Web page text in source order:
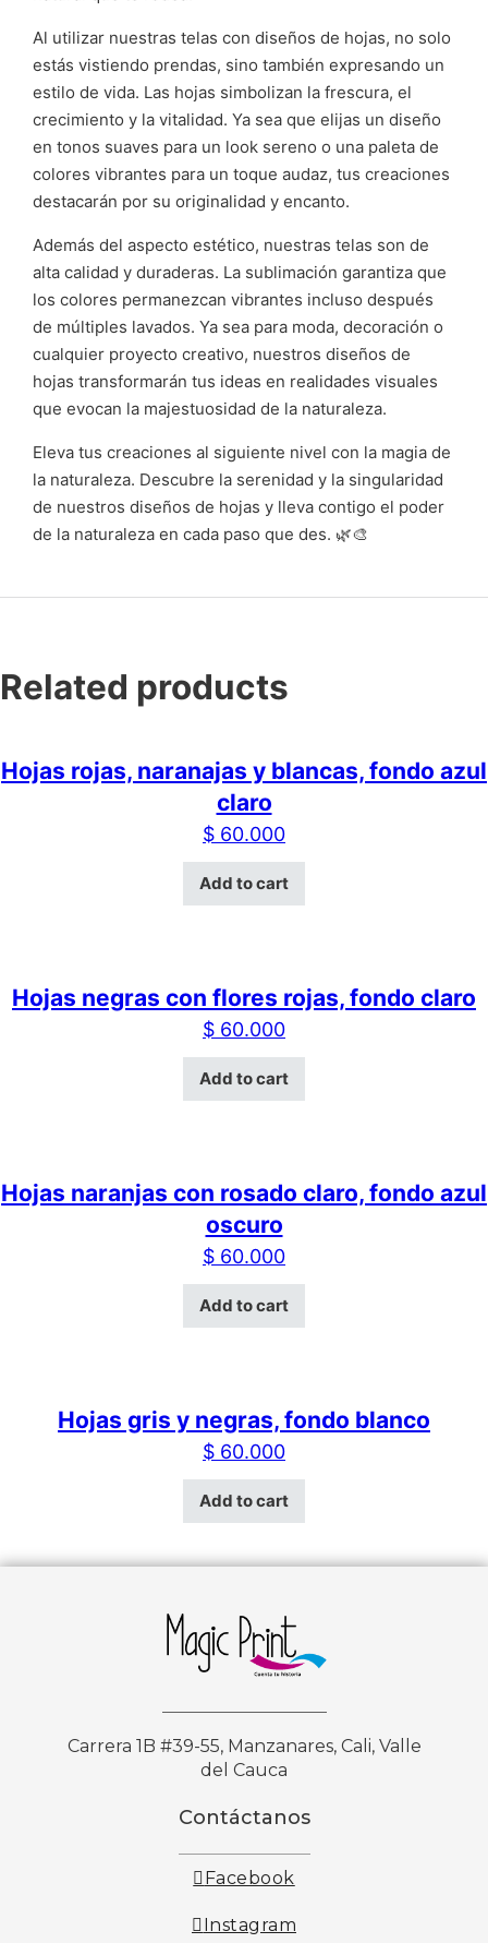
Al utilizar nuestras telas con diseños de hojas, no solo
estás vistiendo prendas, sino también expresando un
estilo de vida. Las hojas simbolizan la frescura, el
crecimiento y la vitalidad. Ya sea que elijas un diseño
en tonos suaves para un look sereno o una paleta de
colores vibrantes para un toque audaz, tus creaciones
destacarán por su originalidad y encanto.
Además del aspecto estético, nuestras telas son de
alta calidad y duraderas. La sublimación garantiza que
los colores permanezcan vibrantes incluso después
de múltiples lavados. Ya sea para moda, decoración o
cualquier proyecto creativo, nuestros diseños de
hojas transformarán tus ideas en realidades visuales
que evocan la majestuosidad de la naturaleza.
Eleva tus creaciones al siguiente nivel con la magia de
la naturaleza. Descubre la serenidad y la singularidad
de nuestros diseños de hojas y lleva contigo el poder
de la naturaleza en cada paso que des. 🌿🎨
Related products
Hojas rojas, naranajas y blancas, fondo azul
claro
$ 60.000
Add to cart
Hojas negras con flores rojas, fondo claro
$ 60.000
Add to cart
Hojas naranjas con rosado claro, fondo azul
oscuro
$ 60.000
Add to cart
Hojas gris y negras, fondo blanco
$ 60.000
Add to cart
Carrera 1B #39-55, Manzanares, Cali, Valle
del Cauca
Contáctanos
Facebook
Instagram